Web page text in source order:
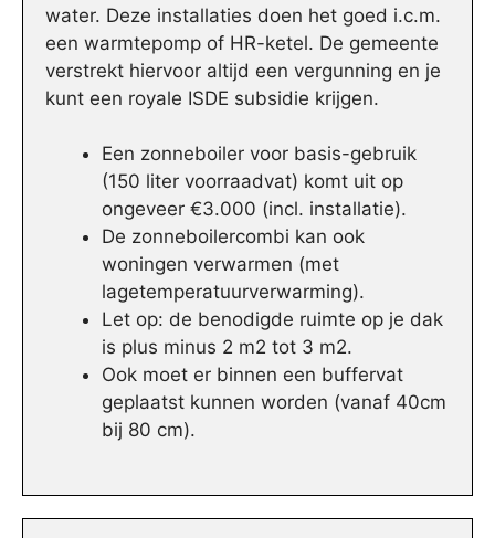
water. Deze installaties doen het goed i.c.m.
een warmtepomp of HR-ketel. De gemeente
verstrekt hiervoor altijd een vergunning en je
kunt een royale ISDE subsidie krijgen.
Een zonneboiler voor basis-gebruik
(150 liter voorraadvat) komt uit op
ongeveer €3.000 (incl. installatie).
De zonneboilercombi kan ook
woningen verwarmen (met
lagetemperatuurverwarming).
Let op: de benodigde ruimte op je dak
is plus minus 2 m2 tot 3 m2.
Ook moet er binnen een buffervat
geplaatst kunnen worden (vanaf 40cm
bij 80 cm).